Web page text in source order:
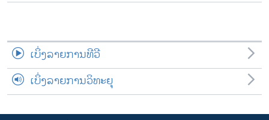
ເບິ່ງລາຍການທີວີ
ເບິ່ງລາຍການວິທະຍຸ